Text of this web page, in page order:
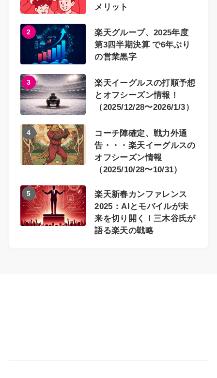
メリット
2
楽天グループ、2025年度
第3四半期決算 で6年ぶり
の営業黒字
3
楽天イーグルスの打順予想
とオフシーズン情報！
（2025/12/28〜2026/1/3）
4
コーチ陣確定、戦力外通
告・・・楽天イーグルスの
オフシーズン情報
（2025/10/28〜10/31）
5
楽天新春カンファレンス
2025：AIとモバイルが未
来を切り開く！三木谷氏が
語る楽天の戦略